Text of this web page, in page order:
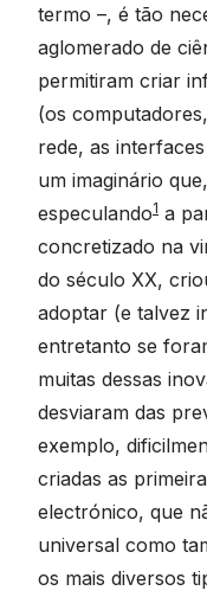
termo –, é tão
aglomerado de
permitiram criar
(os
rede, as
um imaginário
especulando1 a
concretizado na
do século XX,
adoptar (e talvez
entretanto se
muitas dessas
desviaram das
exemplo,
criadas as
electrónico, que
universal como
os mais diversos